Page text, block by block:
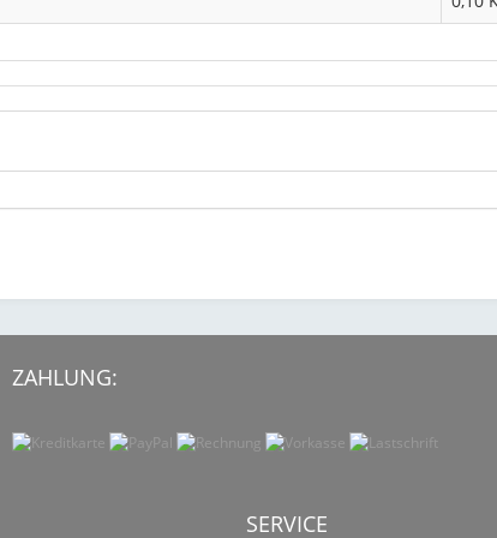
ZAHLUNG:
SERVICE